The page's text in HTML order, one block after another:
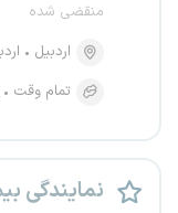
منقضی شده
اردبیل
تمام وقت
نمایندگی